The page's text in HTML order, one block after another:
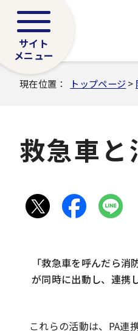
サイト
メニュー
現在位置： トップページ >
救急車と
「救急車を呼んだら
が同時に出動し、連携
これらの活動は、PA連